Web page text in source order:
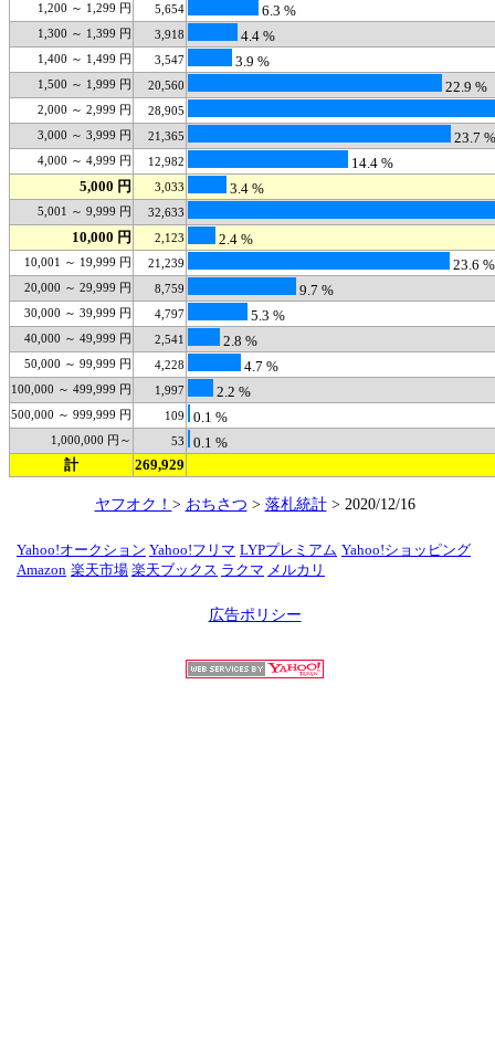
1,200 ～ 1,299 円 5,654 6.3 %
1,300 ～ 1,399 円 3,918 4.4 %
1,400 ～ 1,499 円 3,547 3.9 %
1,500 ～ 1,999 円 20,560 22.9 %
2,000 ～ 2,999 円
28,905
3,000 ～ 3,999 円
21,365 23.7 %
4,000 ～ 4,999 円 12,982
14.4 %
5,000 円
3,033 3.4 %
5,001 ～ 9,999 円 32,633
10,000 円 2,123 2.4 %
10,001 ～ 19,999 円 21,239 23.6 %
20,000 ～ 29,999 円 8,759 9.7 %
30,000 ～ 39,999 円 4,797 5.3 %
40,000 ～ 49,999 円 2,541 2.8 %
50,000 ～ 99,999 円 4,228 4.7 %
100,000 ～ 499,999 円 1,997 2.2 %
500,000 ～ 999,999 円 109 0.1 %
1,000,000 円～ 53
0.1 %
計
269,929
ヤフオク！ > おちさつ > 落札統計> 2020/12/16
Yahoo!オークション Yahoo!フリマ LYPプレミアム Yahoo!ショッピング
Amazon 楽天市場 楽天ブックス ラクマ メルカリ
広告ポリシー